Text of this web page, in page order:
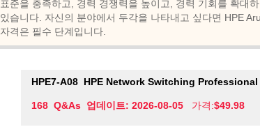
표준을 충족하고, 경력 경쟁력을 높이고, 경력 기회를 확대
있습니다. 자신의 분야에서 두각을 나타내고 싶다면 HPE
자격은 필수 단계입니다.
HPE7-A08 HPE Network Switching Professional
168 Q&As 업데이트: 2026-08-05 가격:$49.98